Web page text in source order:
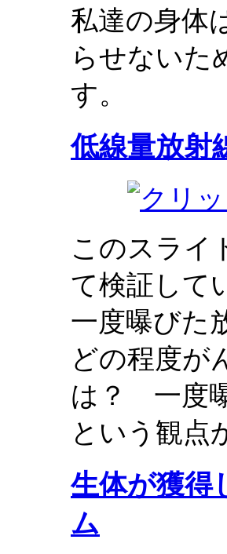
私達の身体
らせないた
す。
低線量放射
このスライ
て検証して
一度曝びた
どの程度が
は？ 一度
という観点
生体が獲得
ム